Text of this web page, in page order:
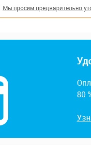
Мы просим предварительно
80